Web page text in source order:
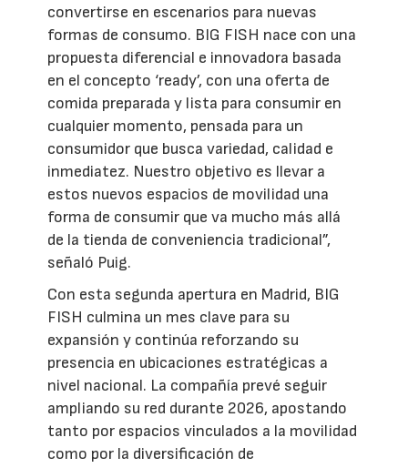
convertirse en escenarios para nuevas
formas de consumo. BIG FISH nace con una
propuesta diferencial e innovadora basada
en el concepto ‘ready’, con una oferta de
comida preparada y lista para consumir en
cualquier momento, pensada para un
consumidor que busca variedad, calidad e
inmediatez. Nuestro objetivo es llevar a
estos nuevos espacios de movilidad una
forma de consumir que va mucho más allá
de la tienda de conveniencia tradicional”,
señaló Puig.
Con esta segunda apertura en Madrid, BIG
FISH culmina un mes clave para su
expansión y continúa reforzando su
presencia en ubicaciones estratégicas a
nivel nacional. La compañía prevé seguir
ampliando su red durante 2026, apostando
tanto por espacios vinculados a la movilidad
como por la diversificación de